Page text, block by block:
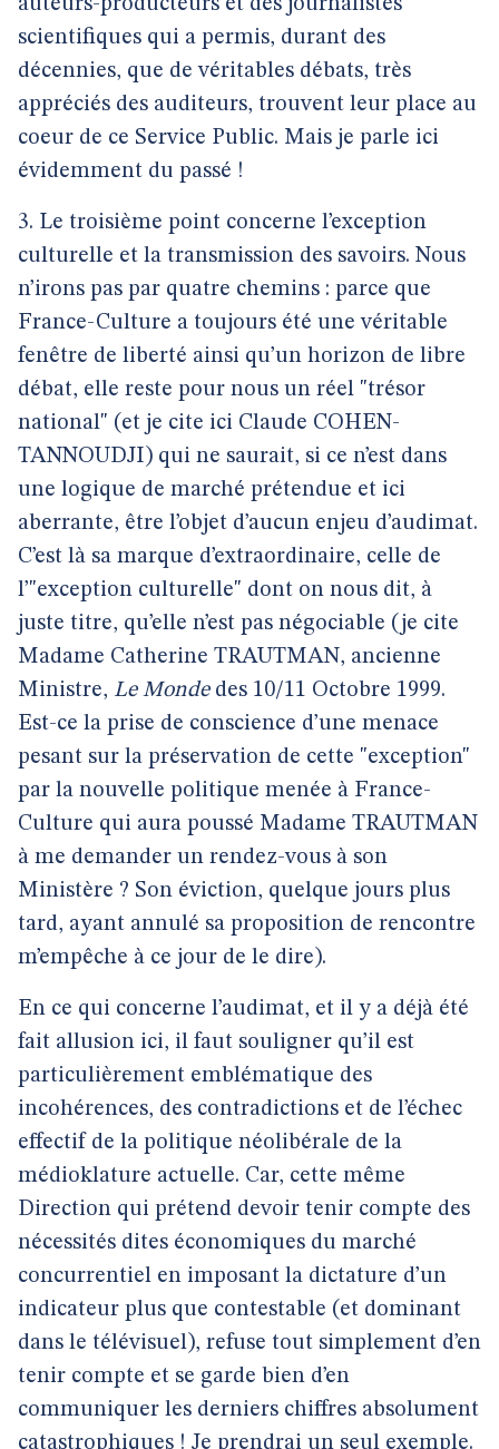
auteurs-producteurs et des journalistes
scientifiques qui a permis, durant des
décennies, que de véritables débats, très
appréciés des auditeurs, trouvent leur place au
coeur de ce Service Public. Mais je parle ici
évidemment du passé !
3. Le troisième point concerne l’exception
culturelle et la transmission des savoirs. Nous
n’irons pas par quatre chemins : parce que
France-Culture a toujours été une véritable
fenêtre de liberté ainsi qu’un horizon de libre
débat, elle reste pour nous un réel "trésor
national" (et je cite ici Claude COHEN-
TANNOUDJI) qui ne saurait, si ce n’est dans
une logique de marché prétendue et ici
aberrante, être l’objet d’aucun enjeu d’audimat.
C’est là sa marque d’extraordinaire, celle de
l’"exception culturelle" dont on nous dit, à
juste titre, qu’elle n’est pas négociable (je cite
Madame Catherine TRAUTMAN, ancienne
Ministre, Le Mondedes 10/11 Octobre 1999.
Est-ce la prise de conscience d’une menace
pesant sur la préservation de cette "exception"
par la nouvelle politique menée à France-
Culture qui aura poussé Madame TRAUTMAN
à me demander un rendez-vous à son
Ministère ? Son éviction, quelque jours plus
tard, ayant annulé sa proposition de rencontre
m’empêche à ce jour de le dire).
En ce qui concerne l’audimat, et il y a déjà été
fait allusion ici, il faut souligner qu’il est
particulièrement emblématique des
incohérences, des contradictions et de l’échec
effectif de la politique néolibérale de la
médioklature actuelle. Car, cette même
Direction qui prétend devoir tenir compte des
nécessités dites économiques du marché
concurrentiel en imposant la dictature d’un
indicateur plus que contestable (et dominant
dans le télévisuel), refuse tout simplement d’en
tenir compte et se garde bien d’en
communiquer les derniers chiffres absolument
catastrophiques ! Je prendrai un seul exemple.